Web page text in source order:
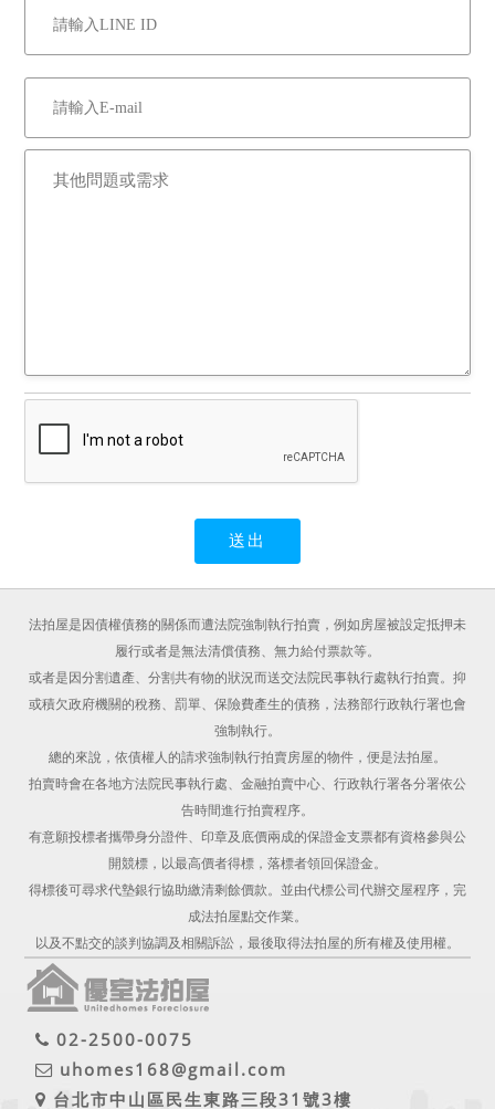
法拍屋是因債權債務的關係而遭法院強制執行拍賣，例如房屋被設定抵押未
履行或者是無法清償債務、無力給付票款等。
或者是因分割遺產、分割共有物的狀況而送交法院民事執行處執行拍賣。抑
或積欠政府機關的稅務、罰單、保險費產生的債務，法務部行政執行署也會
強制執行。
總的來說，依債權人的請求強制執行拍賣房屋的物件，便是法拍屋。
拍賣時會在各地方法院民事執行處、金融拍賣中心、行政執行署各分署依公
告時間進行拍賣程序。
有意願投標者攜帶身分證件、印章及底價兩成的保證金支票都有資格參與公
開競標，以最高價者得標，落標者領回保證金。
得標後可尋求代墊銀行協助繳清剩餘價款。並由代標公司代辦交屋程序，完
成法拍屋點交作業。
以及不點交的談判協調及相關訴訟，最後取得法拍屋的所有權及使用權。
02-2500-0075
uhomes168@gmail.com
台北市中山區民生東路三段31號3樓